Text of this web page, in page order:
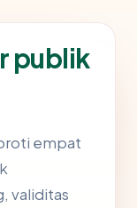
publik
empat
validitas